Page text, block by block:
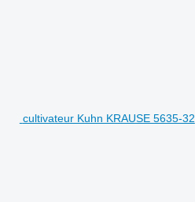
cultivateur Kuhn KRAUSE 5635-32